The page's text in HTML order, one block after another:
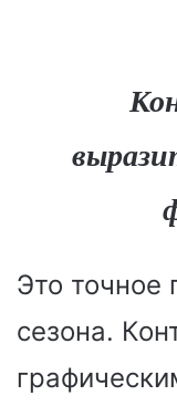
Это точное
сезона.